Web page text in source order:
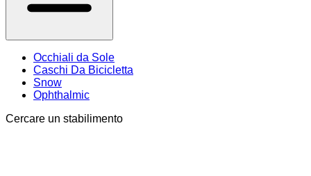
Occhiali da Sole
Caschi Da Bicicletta
Snow
Ophthalmic
Cercare un stabilimento